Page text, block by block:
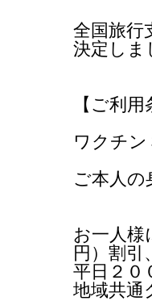
全国旅
決定しま
【ご利
ワクチ
ご本人
お一人様
円）割引
平日２０
地域共通